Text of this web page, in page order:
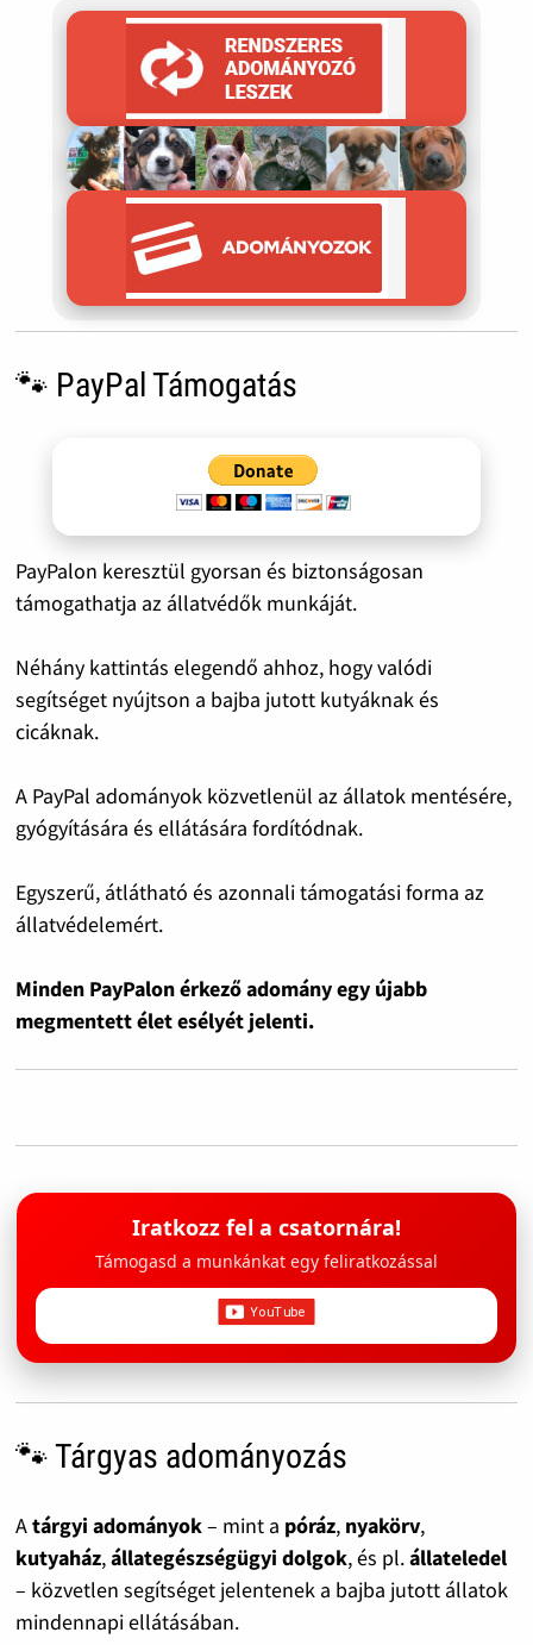
🐾 PayPal Támogatás
PayPalon keresztül gyorsan és biztonságosan
támogathatja az állatvédők munkáját.
Néhány kattintás elegendő ahhoz, hogy valódi
segítséget nyújtson a bajba jutott kutyáknak és
cicáknak.
A PayPal adományok közvetlenül az állatok mentésére,
gyógyítására és ellátására fordítódnak.
Egyszerű, átlátható és azonnali támogatási forma az
állatvédelemért.
Minden PayPalon érkező adomány egy újabb
megmentett élet esélyét jelenti.
Iratkozz fel a csatornára!
Támogasd a munkánkat egy feliratkozással
🐾 Tárgyas adományozás
Atárgyi adományok– mint a póráz, nyakörv,
kutyaház,állategészségügyi dolgok, és pl.állateledel
– közvetlen segítséget jelentenek a bajba jutott állatok
mindennapi ellátásában.